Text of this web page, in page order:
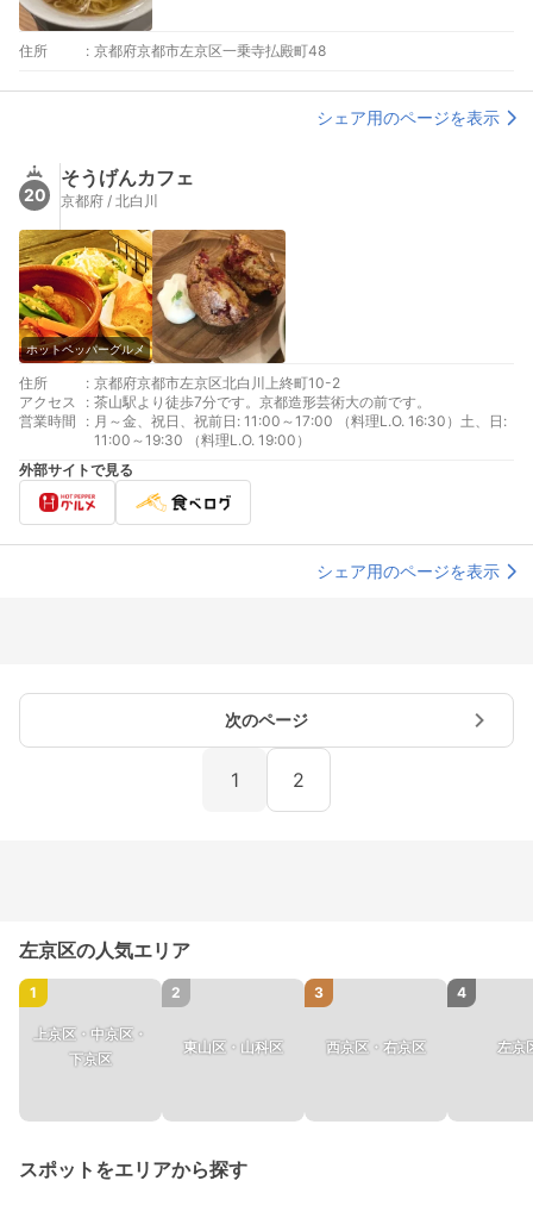
住所 : 京都府京都市左京区一乗寺払殿町48
シェア用のページを表示
20
そうげんカフェ
京都府 / 北白川
ホットペッパーグルメ
住所 : 京都府京都市左京区北白川上終町10-2
アクセス
: 茶山駅より徒歩7分です。京都造形芸術大の前です。
営業時間
: 月～金、祝日、祝前日: 11:00～17:00 （料理L.O. 16:30）土、日:
11:00～19:30 （料理L.O. 19:00）
外部サイトで見る
シェア用のページを表示
次のページ
1 2
左京区の人気エリア
1
上京区・中京区・
下京区
2
東山区・山科区
3
西京区・右京区
4
左京
スポットをエリアから探す